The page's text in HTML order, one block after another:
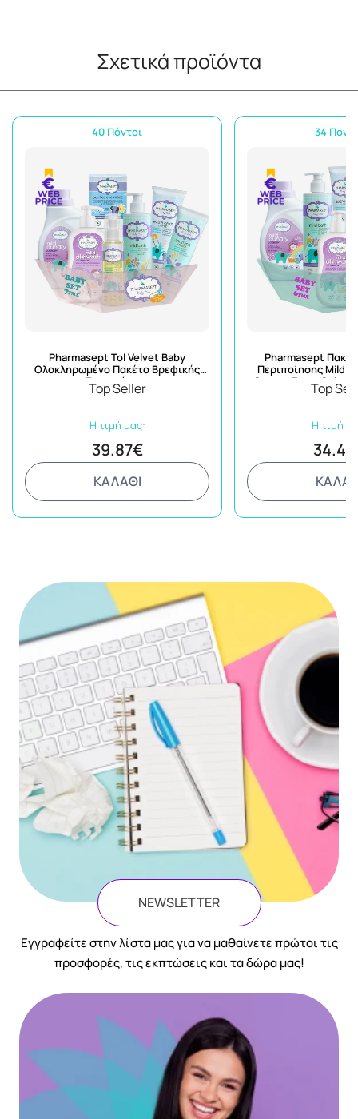
Σχετικά προϊόντα
40 Πόντοι
Pharmasept Tol Velvet Baby
Ολοκληρωμένο Πακέτο Βρεφικής
Περιποίησης
Top Seller
Η τιμή μας:
39.87€
ΚΑΛΑΘΙ
34
Pharmasept
Περιποίησης Mild
Cream+Extra Calm
Top
Η τιμή
NEWSLETTER
Eγγραφείτε στην λίστα μας για να μαθαίνετε πρώτοι τις
προσφορές, τις εκπτώσεις και τα δώρα μας!